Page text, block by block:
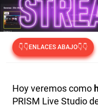
👇👇ENLACES ABAJO👇👇
Hoy veremos como
PRISM Live Studio